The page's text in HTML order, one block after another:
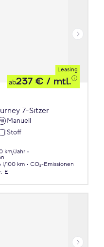
Leasing
ab237 € / mtl.
7-Sitzer
Manuell
Stoff
km/Jahr
l/100 km
CO₂-Emissionen
: E